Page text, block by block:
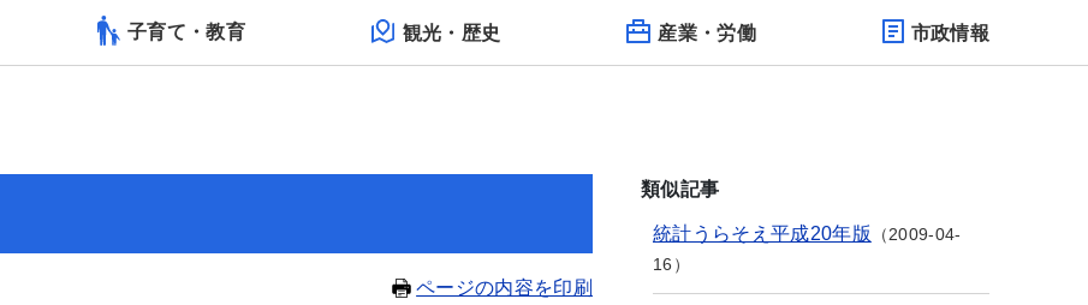
子育て・教育 観光・歴史 産業・労働 市政情報
ページの内容を印刷
類似記事
統計うらそえ平成20年版
2009-04-
16